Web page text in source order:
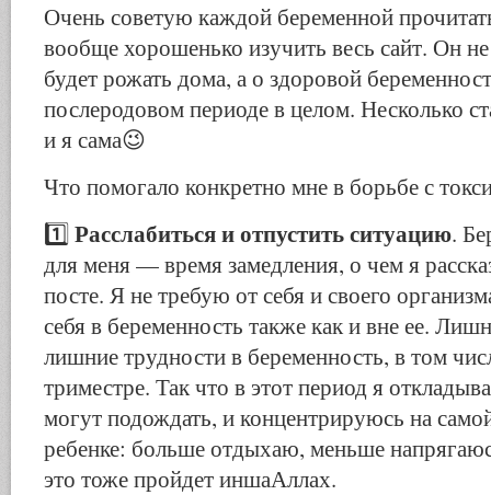
Очень советую каждой беременной
вообще хорошенько изучить весь сайт. Он
будет рожать дома, а о здоровой
послеродовом периоде в целом. Несколько
и я сама😉
Что помогало конкретно мне в борьбе с
1️⃣Расслабиться и отпустить ситуацию.
для меня — время замедления, о чем я
посте. Я не требую от себя и своего
себя в беременность также как и вне ее.
лишние трудности в беременность, в том
триместре. Так что в этот период я
могут подождать, и концентрируюсь на
ребенке: больше отдыхаю, меньше
это тоже пройдет иншаАллах.